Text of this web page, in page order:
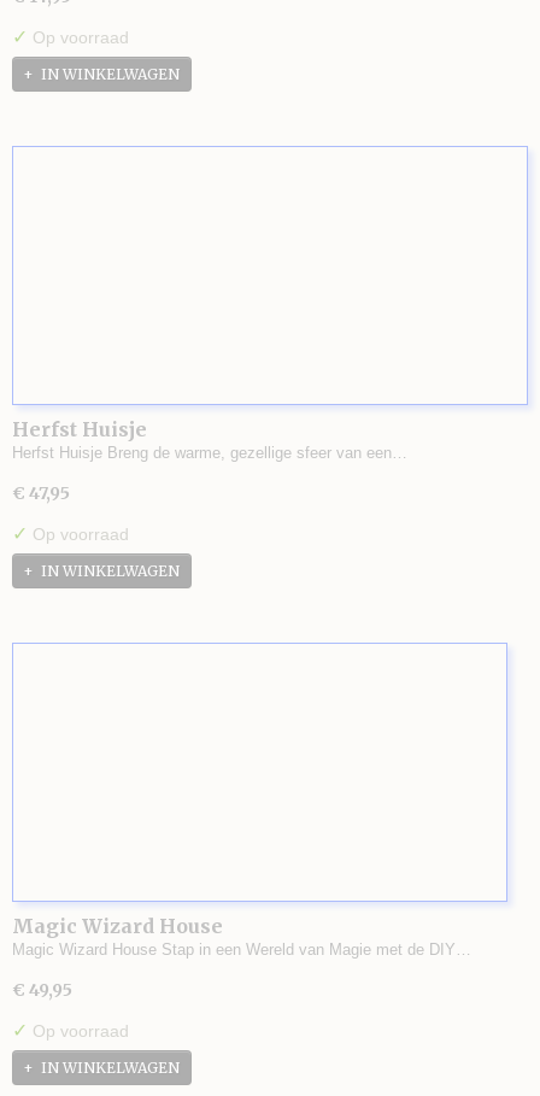
✓ Op voorraad
IN WINKELWAGEN
Herfst Huisje
Herfst Huisje Breng de warme, gezellige sfeer van een…
€ 47,95
✓ Op voorraad
IN WINKELWAGEN
Magic Wizard House
Magic Wizard House Stap in een Wereld van Magie met de DIY…
€ 49,95
✓ Op voorraad
IN WINKELWAGEN